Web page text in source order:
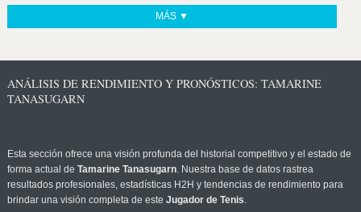
MÁS ▼
ANÁLISIS DE RENDIMIENTO Y PRONÓSTICOS: TAMARINE
TANASUGARN
Esta sección ofrece una visión profunda del historial competitivo y el estado de
forma actual de Tamarine Tanasugarn. Nuestra base de datos rastrea
resultados profesionales, estadísticas H2H y tendencias de rendimiento para
brindar una visión completa de este Jugador de Tenis.